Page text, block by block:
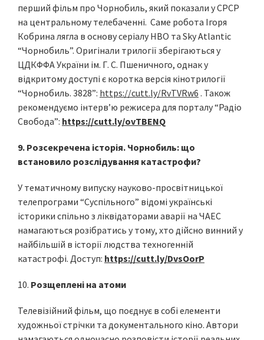
перший фільм про Чорнобиль, який показали у СРСР
на центральному телебаченні. Саме робота Ігоря
Кобрина лягла в основу серіалу НВО та Sky Atlantic
“Чорнобиль”. Оригінали трилогії зберігаються у
ЦДКФФА України ім. Г. С. Пшеничного, однак у
відкритому доступі є коротка версія кінотрилогії
“Чорнобиль. 3828”: https://cutt.ly/RvTVRw6 . Також
рекомендуємо інтерв’ю режисера для порталу “Радіо
Свобода”: https://cutt.ly/ovTBENQ
9. Розсекречена історія. Чорнобиль: що
встановило розслідування катастрофи?
У тематичному випуску науково-просвітницької
телепрограми “Суспільного” відомі українські
історики спільно з ліквідаторами аварії на ЧАЕС
намагаються розібратись у тому, хто дійсно винний у
найбільшій в історії людства техногенній
катастрофі. Доступ: https://cutt.ly/DvsOorP
10. Розщеплені на атоми
Телевізійний фільм, що поєднує в собі елементи
художньої стрічки та документального кіно. Автори